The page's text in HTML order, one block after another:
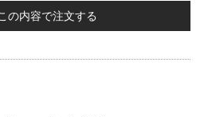
の内容で注文する